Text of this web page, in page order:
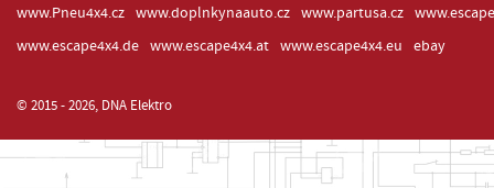
www.Pneu4x4.cz www.doplnkynaauto.cz www.partusa.cz
www.escape4x4.de
www.escape4x4.at www.escape4x4.eu ebay
© 2015 - 2026, DNA Elektro